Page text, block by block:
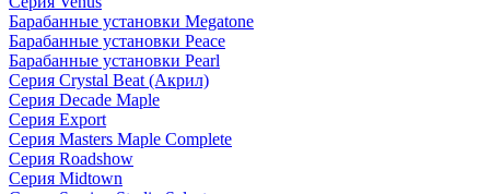
Барабанные установки Megatone
Барабанные установки Peace
Барабанные установки Pearl
Серия Crystal Beat (Акрил)
Серия Decade Maple
Серия Export
Серия Masters Maple Complete
Серия Roadshow
Серия Midtown